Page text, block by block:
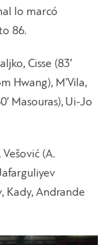
lo marcó
86.
Cisse (83′
Hwang), M’Vila,
Masouras), Ui-Jo
(A.
Kady, Andrande